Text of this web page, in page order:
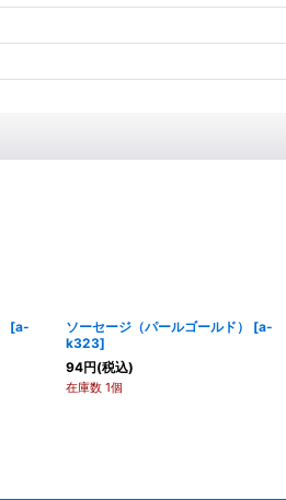
[a-
ソーセージ（パールゴールド） [a-
k323]
94円(税込)
在庫数 1個